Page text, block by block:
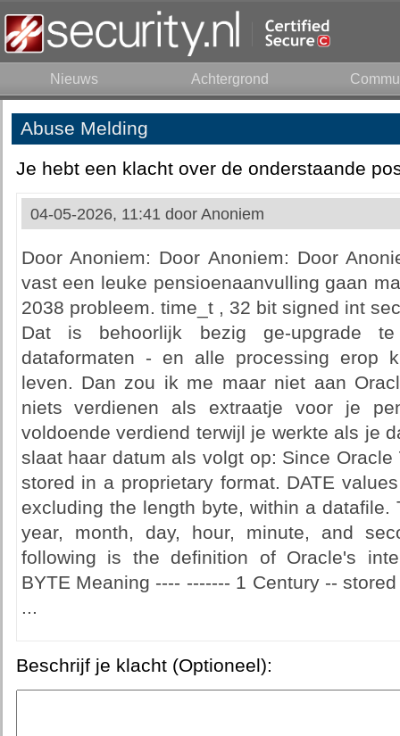
Nieuws Achtergrond
Abuse Melding
Je hebt een klacht over de onderstaande
04-05-2026, 11:41 door Anoniem
Door Anoniem: Door Anoniem: Door
vast een leuke pensioenaanvulling gaan
2038 probleem. time_t , 32 bit signed int
Dat is behoorlijk bezig ge-upgrade
dataformaten - en alle processing erop
leven. Dan zou ik me maar niet aan
niets verdienen als extraatje voor je
voldoende verdiend terwijl je werkte als je
slaat haar datum als volgt op: Since
stored in a proprietary format. DATE
excluding the length byte, within a datafile.
year, month, day, hour, minute, and
following is the definition of Oracle's
BYTE Meaning ---- ------- 1 Century --
...
Beschrijf je klacht (Optioneel):